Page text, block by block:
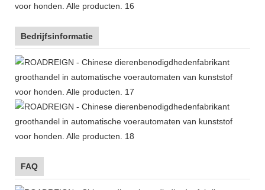
Bedrijfsinformatie
FAQ